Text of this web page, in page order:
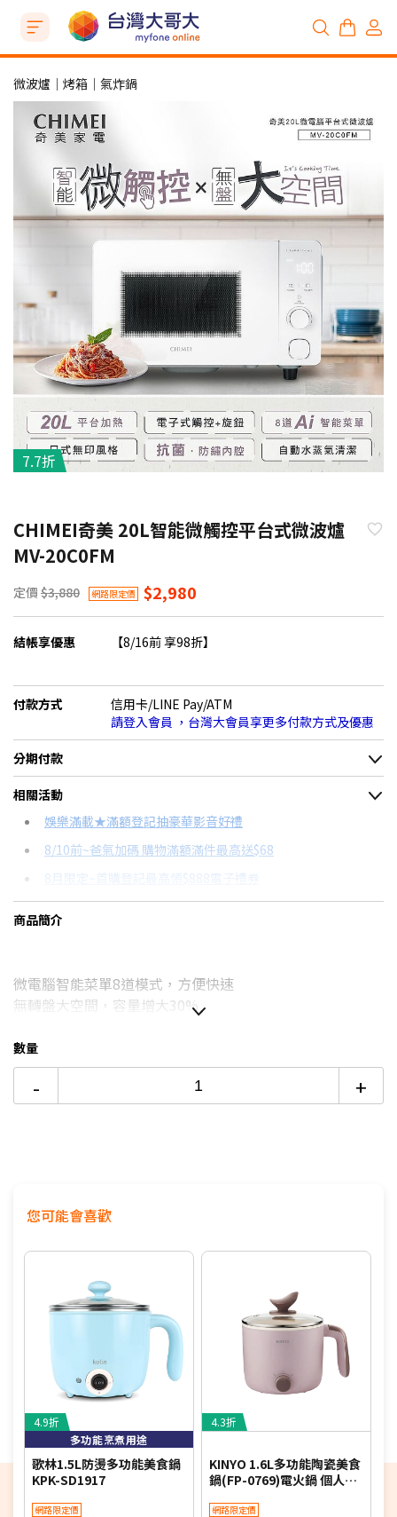
微波爐│烤箱│氣炸鍋
7.7折
CHIMEI奇美 20L智能微觸控平台式微波爐
MV-20C0FM
定價 $3,880 網路限定價 $2,980
結帳享優惠 【8/16前 享98折】
付款方式
信用卡/LINE Pay/ATM
請登入會員 ，台灣大會員享更多付款方式及優惠
分期付款
＊實際可分期數、適用利率，請以購物車顯示為主
信用卡分期
分期數
24期
每期金額 配合銀行/業者
相關活動
娛樂滿載★滿額登記抽豪華影音好禮
8/10前~爸氣加碼 購物滿額滿件最高送$68
8月限定~首購登記最高領$888電子禮券
台灣大哥大Open Possible聯名卡滿額最高回饋25%
商品簡介
微電腦智能菜單8道模式，方便快速
無轉盤大空間，容量增大30%
數量
- +
您可能會喜歡
4.9折
多功能烹煮用途
歌林1.5L防燙多功能美食鍋
KPK-SD1917
網路限定價
4.3折
KINYO 1.6L多功能陶瓷美食
鍋(FP-0769)電火鍋 個人鍋
網路限定價